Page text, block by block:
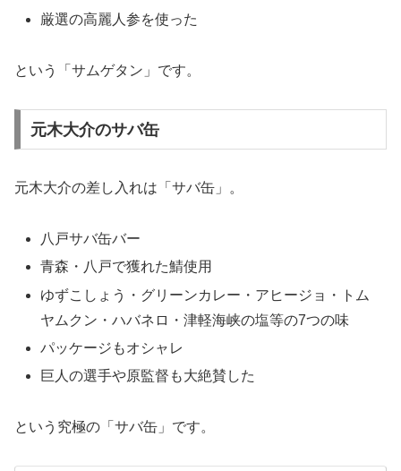
厳選の高麗人参を使った
という「サムゲタン」です。
元木大介のサバ缶
元木大介の差し入れは「サバ缶」。
八戸サバ缶バー
青森・八戸で獲れた鯖使用
ゆずこしょう・グリーンカレー・アヒージョ・トム
ヤムクン・ハバネロ・津軽海峡の塩等の7つの味
パッケージもオシャレ
巨人の選手や原監督も大絶賛した
という究極の「サバ缶」です。